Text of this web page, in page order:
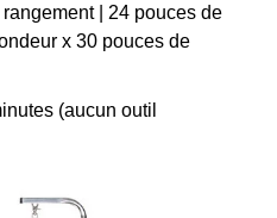
| 24 pouces de
x 30 pouces de
(aucun outil